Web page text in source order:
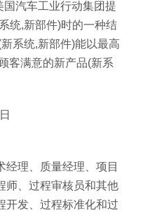
汽车工业行动集团提
统,新部件)时的一种结
系统,新部件)能以最高
客满意的新产品(新系
经理、质量经理、项目
师、过程审核员和其他
开发、过程标准化和过